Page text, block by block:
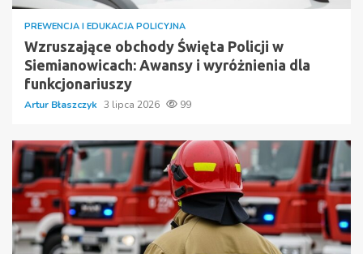
PREWENCJA I EDUKACJA POLICYJNA
Wzruszające obchody Święta Policji w
Siemianowicach: Awansy i wyróżnienia dla
funkcjonariuszy
Artur Błaszczyk 3 lipca 2026 99